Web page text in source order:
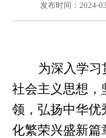
发布时间：2024-
为深入学
社会主义思想 ，
领，弘扬中华优
化繁荣兴盛新篇